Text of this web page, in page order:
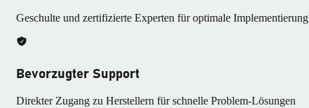
Geschulte und zertifizierte Experten für optimale Implementierung
Bevorzugter Support
Direkter Zugang zu Herstellern für schnelle Problem-Lösungen